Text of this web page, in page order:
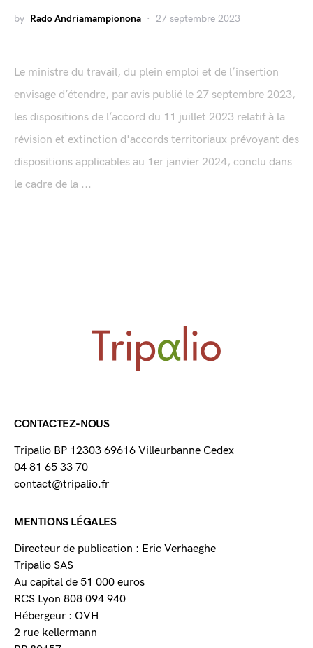
by Rado Andriamampionona 27 septembre 2023
Le ministre du travail, du plein emploi et de l’insertion
envisage d’étendre, par avis publié le 27 septembre 2023,
les dispositions de l’accord du 11 juillet 2023 relatif à la
révision et extinction d'accords territoriaux prévoyant des
dispositions applicables au 1er janvier 2024, conclu dans
le cadre de la ...
CONTACTEZ-NOUS
Tripalio BP 12303 69616 Villeurbanne Cedex
04 81 65 33 70
contact@tripalio.fr
MENTIONS LÉGALES
Directeur de publication : Eric Verhaeghe
Tripalio SAS
Au capital de 51 000 euros
RCS Lyon 808 094 940
Hébergeur : OVH
2 rue kellermann